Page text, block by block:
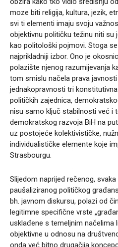
moze biti religija, kultura, jezik,
svi ti elementi imaju svoju
objektivnu političku težinu niti su
kao politološki pojmovi. Stoga
najprikladniji izbor. Ono je
polazište njenog razumijevanja
tom smislu načela prava
jednakopravnosti tri
političkih zajednica,
nisu samo ključ stabilnosti već i
demokratskog razvoja BiH na
uz postojeće kolektivističke,
individualističke elemente koje
Strasbourgu.
Slijedom naprijed rečenog,
paušaliziranog političkog
bh. javnom diskursu, polazi od
legitimne specifične vrste
usklađene s temeljnim načelima
objektivne u odnosu na
onda već bitno drugačija